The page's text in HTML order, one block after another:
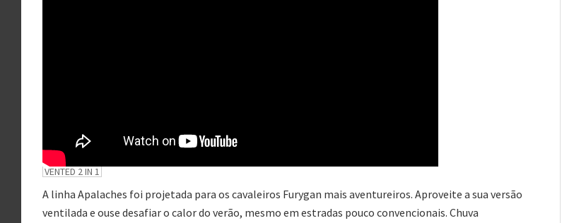
A linha Apalaches foi projetada para os cavaleiros Furygan mais aventureiros. Aproveite a sua versão
ventilada e ouse desafiar o calor do verão, mesmo em estradas pouco convencionais. Chuva